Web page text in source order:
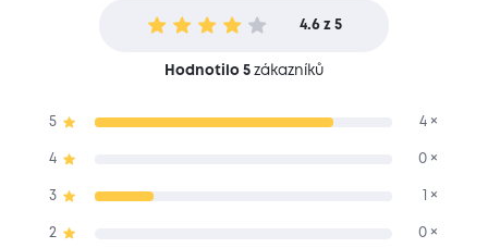
4.6 z 5
Hodnotilo 5zákazníků
5 4 ×
4 0 ×
3 1 ×
2 0 ×